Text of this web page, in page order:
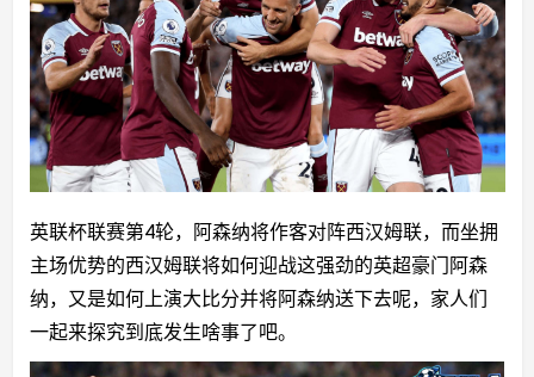
英联杯联赛第4轮，阿森纳将作客对阵西汉姆联，而坐拥
主场优势的西汉姆联将如何迎战这强劲的英超豪门阿森
纳，又是如何上演大比分并将阿森纳送下去呢，家人们
一起来探究到底发生啥事了吧。